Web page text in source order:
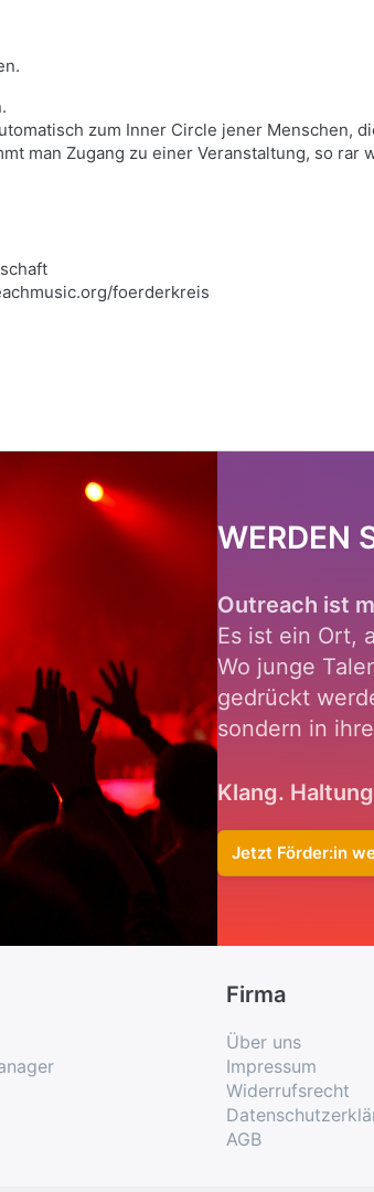
zum Inner Circle jener Menschen,
man Zugang zu einer Veranstaltung, so rar
foerderkreis
WERDEN
Outreach ist
Es ist ein Ort,
Wo junge
gedrückt
sondern in
Klang.
Jetzt Förder:in
Firma
Über uns
Impressum
Widerrufsrecht
AGB